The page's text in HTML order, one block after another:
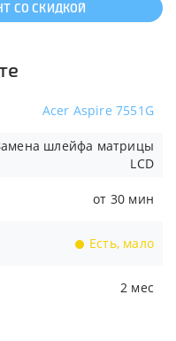
СО СКИДКОЙ
Acer Aspire 7551G
шлейфа матрицы
LCD
от 30 мин
Есть, мало
2 мес